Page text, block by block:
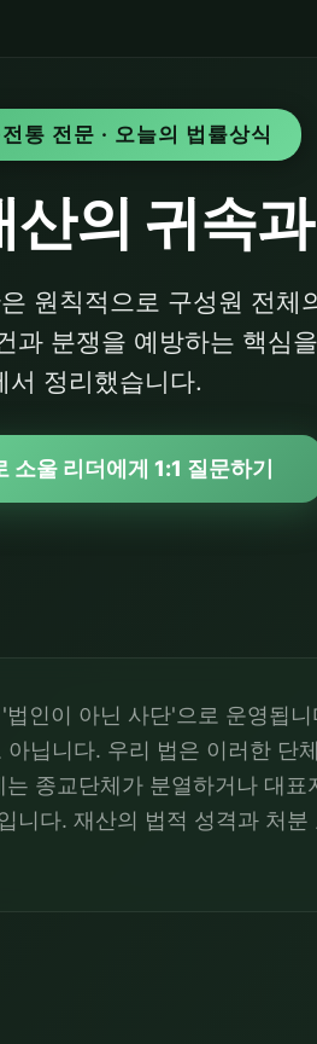
전통 전문 · 오늘의 법률상식
의 귀속
원칙적으로 구성원 전체
과 분쟁을 예방하는 핵심
서 정리했습니다.
소울 리더에게 1:1 질문하기
인이 아닌 사단'으로 운영됩
닙니다. 우리 법은 이러한 단
종교단체가 분열하거나 대표
다. 재산의 법적 성격과 처